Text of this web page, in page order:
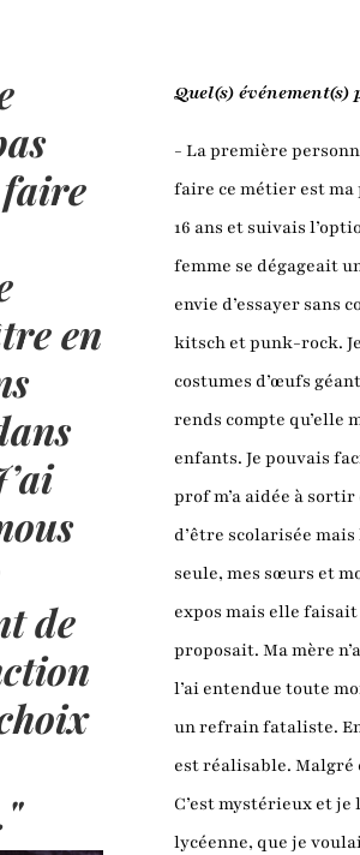
faire
en
de
Quel(s)
- La première
faire ce métier est ma
16 ans et suivais
femme se dégageait
envie d’essayer sans
kitsch et punk-rock.
costumes d’œufs
rends compte qu’elle
enfants. Je pouvais
prof m’a aidée à sortir
d’être scolarisée
seule, mes sœurs et
expos mais elle
proposait. Ma mère
l’ai entendue toute
un refrain fataliste.
est réalisable. Malgré
C’est mystérieux et
lycéenne, que je